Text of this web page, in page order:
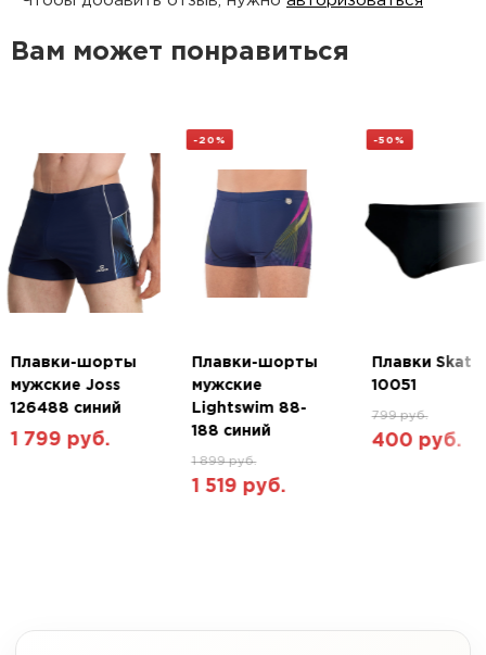
Эластичный пояс с завязками
технологией CREORA® HighClo™ дольше
остается как новая.
Изготовлено из переработанных материалов
Состав: 80% полиамид, 20% эластан
Вам может понравиться
Плавки-шорты
мужские Joss
126488 синий
1 799 руб.
-20%
Плавки-шорты
мужские
Lightswim 88-
188 синий
1 899 руб.
1 519 руб.
-50%
Плавки Skat
10051
799 руб.
400 руб.